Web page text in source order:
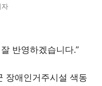
자
반영하겠습니다.”
장애인거주시설 색동